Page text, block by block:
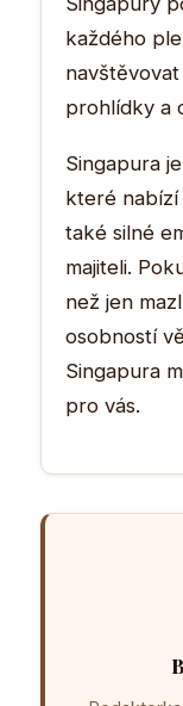
každého
prohlídky a
Singapura
které nabízí
také silné
majiteli.
než jen
osobností
Singapura
pro vás.